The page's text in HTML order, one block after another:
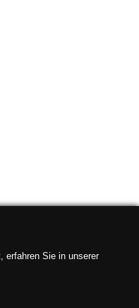
erfahren Sie in unserer